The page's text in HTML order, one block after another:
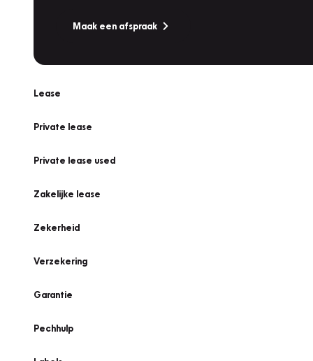
Maak een afspraak
Lease
Private lease
Private lease used
Zakelijke lease
Zekerheid
Verzekering
Garantie
Pechhulp